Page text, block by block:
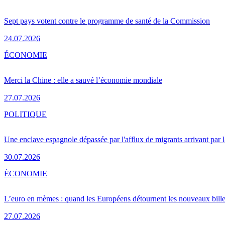
Sept pays votent contre le programme de santé de la Commission
24.07.2026
Merci la Chine : elle a sauvé l’économie mondiale
27.07.2026
ÉCONOMIE
Une enclave espagnole dépassée par l'afflux de migrants arrivant par
30.07.2026
POLITIQUE
L’euro en mèmes : quand les Européens détournent les nouveaux
27.07.2026
ÉCONOMIE